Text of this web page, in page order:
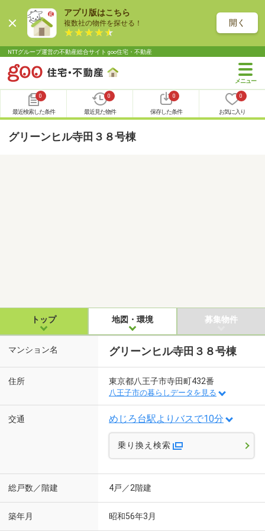
アプリ版はこちら
複数社の物件を探せる！ 開く
NTTグループ運営の不動産総合サイト goo住宅・不動産
0
最近検索した条件
0
最近見た物件
0
保存した条件
0
お気に入り
グリーンヒル寺田３８号棟
トップ 地図・環境 募集物件
マンション名 グリーンヒル寺田３８号棟
住所 東京都八王子市寺田町432番
八王子市の暮らしデータを見る
交通 めじろ台駅よりバスで10分
乗り換え検索
総戸数／階建 4戸／2階建
築年月 昭和56年3月